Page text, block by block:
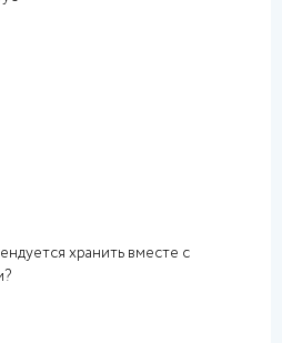
хранить вместе с